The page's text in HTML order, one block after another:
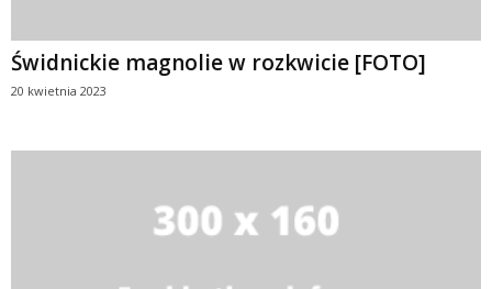
Świdnickie magnolie w rozkwicie [FOTO]
20 kwietnia 2023